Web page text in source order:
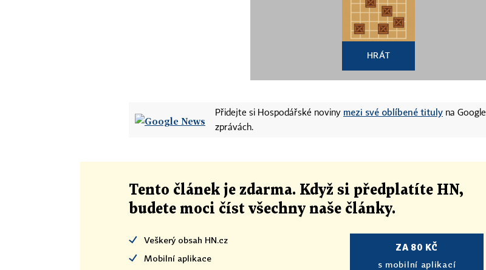
HRÁT
Přidejte si Hospodářské noviny mezi své oblíbené tituly na Google
zprávách.
Tento článek je zdarma. Když si předplatíte HN,
budete moci číst všechny naše články.
Veškerý obsah HN.cz
Mobilní aplikace
ZA 80 KČ
s mobilní aplikací